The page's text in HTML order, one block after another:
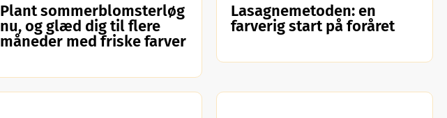
Plant sommerblomsterløg
nu, og glæd dig til flere
måneder med friske farver
Lasagnemetoden: en
farverig start på foråret